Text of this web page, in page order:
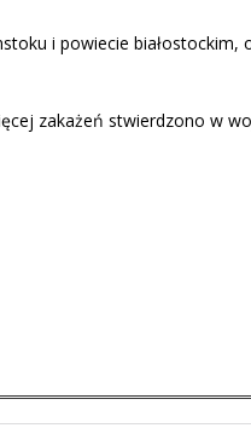
i powiecie białostockim,
zakażeń stwierdzono w